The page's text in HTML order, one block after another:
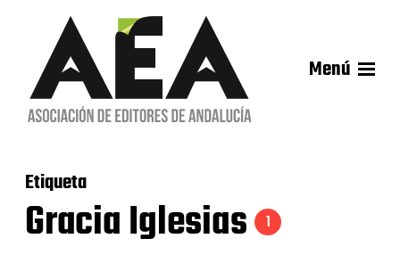
Menú
Etiqueta
Gracia Iglesias 1